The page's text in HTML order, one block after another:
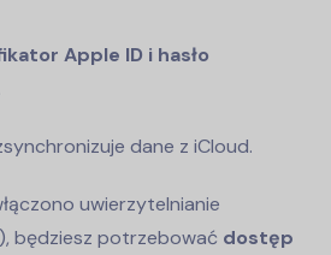
Apple ID i hasło
dane z iCloud.
uwierzytelnianie
będziesz potrzebować dostęp